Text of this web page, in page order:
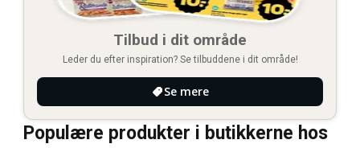
Tilbud i dit område
Leder du efter inspiration? Se tilbuddene i dit område!
Se mere
Populære produkter i butikkerne hos